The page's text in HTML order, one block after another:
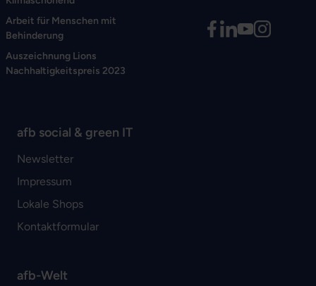
Arbeit für Menschen mit
Behinderung
Auszeichnung Lions
Nachhaltigkeitspreis 2023
afb social & green IT
Newsletter
Impressum
Lokale Shops
Kontaktformular
afb-Welt